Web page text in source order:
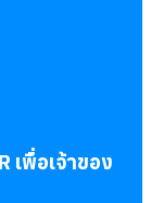
เพื่อเจ้าของ